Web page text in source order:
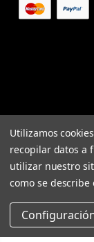
Utilizamos
recopilar datos a
utilizar nuestro
como se describe